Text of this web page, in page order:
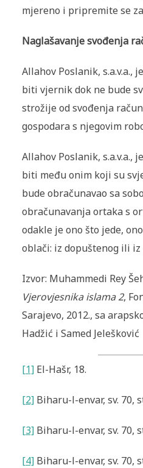
mjereno i pripremite se
Naglašavanje svođenja
Allahov Poslanik, s.a.v.a.,
biti vjernik dok ne bude
strožije od svođenja
gospodara s njegovim
Allahov Poslanik, s.a.v.a.,
biti među onim koji su
bude obračunavao sa
obračunavanja ortaka s
odakle je ono što jede,
oblači: iz dopuštenog ili iz
Izvor: Muhammedi Rey
Vjerovjesnika islama 2,
Sarajevo, 2012., sa
Hadžić i Samed Jelešković
[1]El-Hašr, 18.
[2]Biharu-l-envar, sv. 70,
[3]Biharu-l-envar, sv. 70,
[4]Biharu-l-envar, sv. 70,